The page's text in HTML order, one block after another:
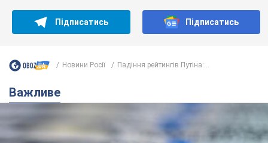
Підписатись Підписатись
Новини Росії Падіння рейтингів Путіна:...
Важливе